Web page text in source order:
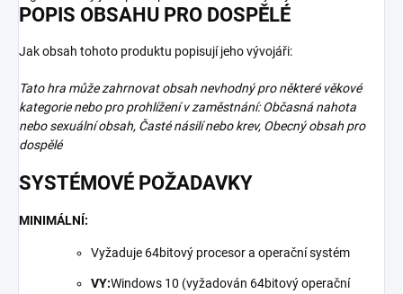
POPIS OBSAHU PRO DOSPĚLÉ
Jak obsah tohoto produktu popisují jeho vývojáři:
Tato hra může zahrnovat obsah nevhodný pro některé věkové
kategorie nebo pro prohlížení v zaměstnání: Občasná nahota
nebo sexuální obsah, Časté násilí nebo krev, Obecný obsah pro
dospělé
SYSTÉMOVÉ POŽADAVKY
MINIMÁLNÍ:
Vyžaduje 64bitový procesor a operační systém
VY:Windows 10 (vyžadován 64bitový operační